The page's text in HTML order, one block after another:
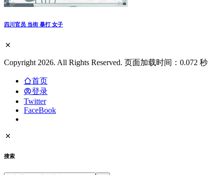
四川官员 当街 暴打 女子
Copyright 2026. All Rights Reserved. 页面加载时间：0.072 秒
首页
登录
Twitter
FaceBook
搜索